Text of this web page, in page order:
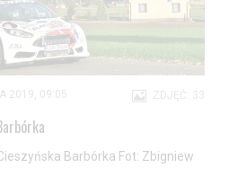
ZDJĘĆ: 33
2019, 09:05
Barbórka Fot: Zbigniew